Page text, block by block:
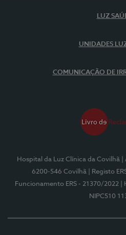
LUZ
UNIDADES
COMUNICAÇÃO DE
Hospital da Luz Clínica da Covilhã
6200-546 Covilhã
| Registo
Funcionamento ERS - 21370/2022
NIPC510